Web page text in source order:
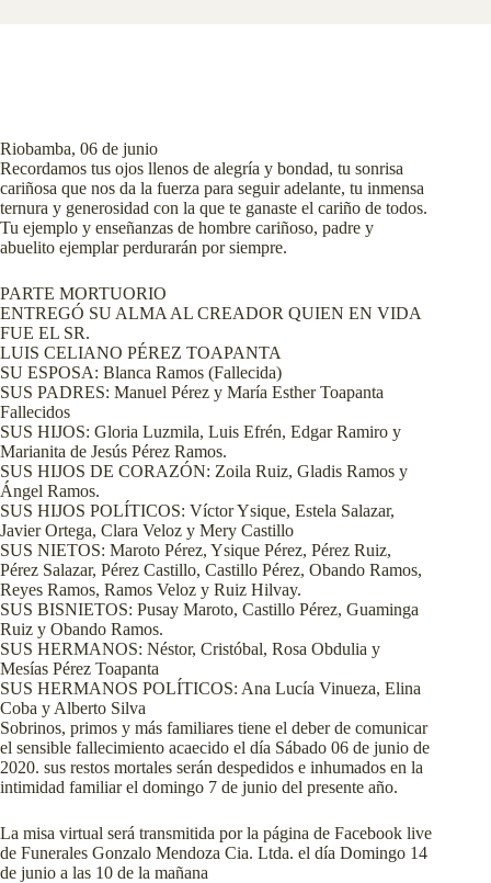
Riobamba, 06 de junio
Recordamos tus ojos llenos de alegría y bondad, tu sonrisa
cariñosa que nos da la fuerza para seguir adelante, tu inmensa
ternura y generosidad con la que te ganaste el cariño de todos.
Tu ejemplo y enseñanzas de hombre cariñoso, padre y
abuelito ejemplar perdurarán por siempre.
PARTE MORTUORIO
ENTREGÓ SU ALMA AL CREADOR QUIEN EN VIDA
FUE EL SR.
LUIS CELIANO PÉREZ TOAPANTA
SU ESPOSA: Blanca Ramos (Fallecida)
SUS PADRES: Manuel Pérez y María Esther Toapanta
Fallecidos
SUS HIJOS: Gloria Luzmila, Luis Efrén, Edgar Ramiro y
Marianita de Jesús Pérez Ramos.
SUS HIJOS DE CORAZÓN: Zoila Ruiz, Gladis Ramos y
Ángel Ramos.
SUS HIJOS POLÍTICOS: Víctor Ysique, Estela Salazar,
Javier Ortega, Clara Veloz y Mery Castillo
SUS NIETOS: Maroto Pérez, Ysique Pérez, Pérez Ruiz,
Pérez Salazar, Pérez Castillo, Castillo Pérez, Obando Ramos,
Reyes Ramos, Ramos Veloz y Ruiz Hilvay.
SUS BISNIETOS: Pusay Maroto, Castillo Pérez, Guaminga
Ruiz y Obando Ramos.
SUS HERMANOS: Néstor, Cristóbal, Rosa Obdulia y
Mesías Pérez Toapanta
SUS HERMANOS POLÍTICOS: Ana Lucía Vinueza, Elina
Coba y Alberto Silva
Sobrinos, primos y más familiares tiene el deber de comunicar
el sensible fallecimiento acaecido el día Sábado 06 de junio de
2020. sus restos mortales serán despedidos e inhumados en la
intimidad familiar el domingo 7 de junio del presente año.
La misa virtual será transmitida por la página de Facebook live
de Funerales Gonzalo Mendoza Cia. Ltda. el día Domingo 14
de junio a las 10 de la mañana